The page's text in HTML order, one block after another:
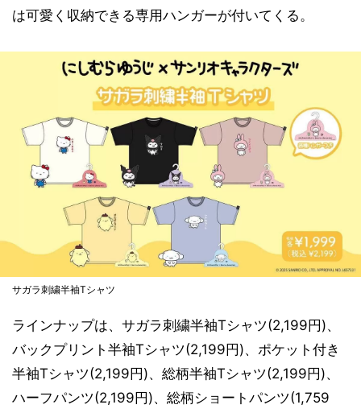
は可愛く収納できる専用ハンガーが付いてくる。
サガラ刺繍半袖Tシャツ
ラインナップは、サガラ刺繍半袖Tシャツ(2,199円)、
バックプリント半袖Tシャツ(2,199円)、ポケット付き
半袖Tシャツ(2,199円)、総柄半袖Tシャツ(2,199円)、
ハーフパンツ(2,199円)、総柄ショートパンツ(1,759